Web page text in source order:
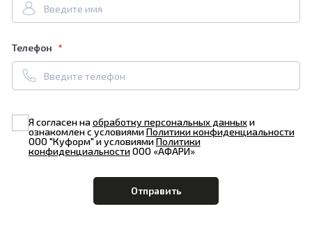
Телефон
Я согласен наобработку персональных данныхи
ознакомлен с условиямиПолитики конфиденциальности
ООО "Куформ" и условиямиПолитики
конфиденциальностиООО «АФАРИ»